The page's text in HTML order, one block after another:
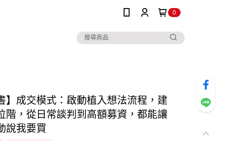
0
】成交模式：啟動植入想法流程，建
階，從日常談判到高額募資，都能讓
說我要買